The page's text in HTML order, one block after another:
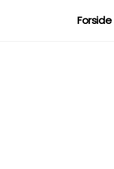
Forside